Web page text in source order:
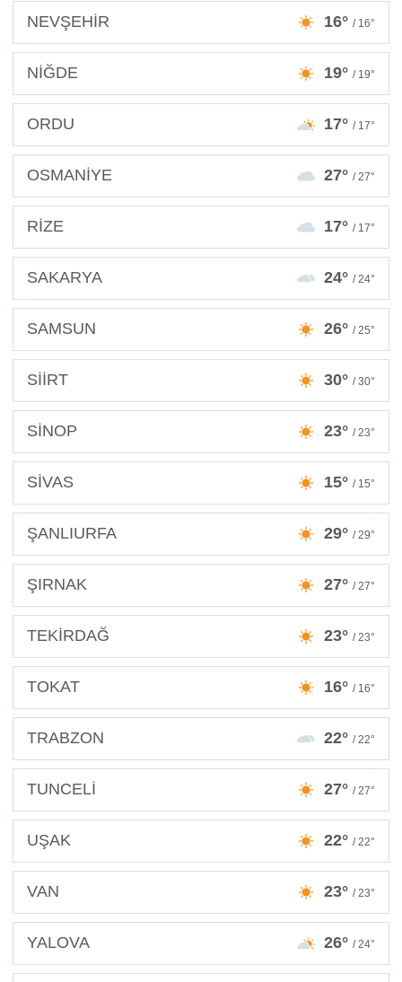
NEVŞEHİR 16° / 16°
NİĞDE 19° / 19°
ORDU 17° / 17°
OSMANİYE 27° / 27°
RİZE 17° / 17°
SAKARYA 24° / 24°
SAMSUN 26° / 25°
SİİRT 30° / 30°
SİNOP 23° / 23°
SİVAS 15° / 15°
ŞANLIURFA 29° / 29°
ŞIRNAK 27° / 27°
TEKİRDAĞ 23° / 23°
TOKAT 16° / 16°
TRABZON 22° / 22°
TUNCELİ 27° / 27°
UŞAK 22° / 22°
VAN 23° / 23°
YALOVA 26° / 24°